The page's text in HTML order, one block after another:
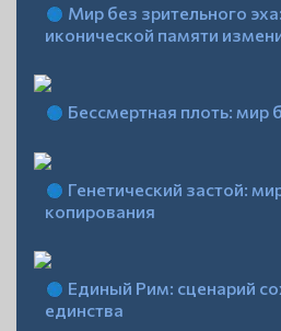
Мир без зрительного
иконической памяти
Бессмертная плоть: мир
Генетический застой:
копирования
Единый Рим: сценарий
единства